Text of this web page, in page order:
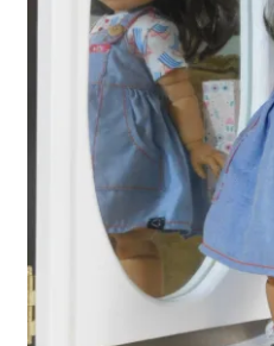
Politique de confidentialité
Politique de cookies (UE)
Validation de la commande